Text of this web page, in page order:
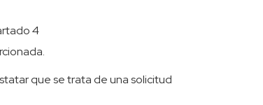
4
que se trata de una solicitud